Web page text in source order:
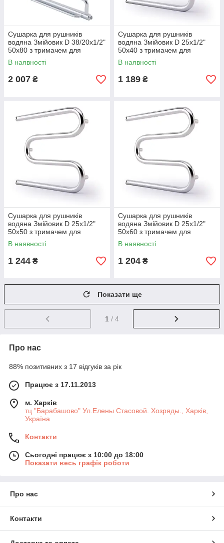
Сушарка для рушників
водяна Змійовик D 38/20х1/2"
50х80 з тримачем для
рушника
В наявності
2 007 ₴
Сушарка для рушників
водяна Змійовик D 25х1/2"
50х40 з тримачем для
рушника
В наявності
1 189 ₴
Сушарка для рушників
водяна Змійовик D 25х1/2"
50х50 з тримачем для
рушника
В наявності
1 244 ₴
Сушарка для рушників
водяна Змійовик D 25х1/2"
50х60 з тримачем для
рушника
В наявності
1 204 ₴
Показати ще
1 / 4
Про нас
88% позитивних з 17 відгуків за рік
Працює з 17.11.2013
м. Харків
тц "Барабашово" Ул.Елены Стасовой. Хозряды., Харків,
Україна
Контакти
Сьогодні працює з 10:00 до 18:00
Показати весь графік роботи
Про нас
Контакти